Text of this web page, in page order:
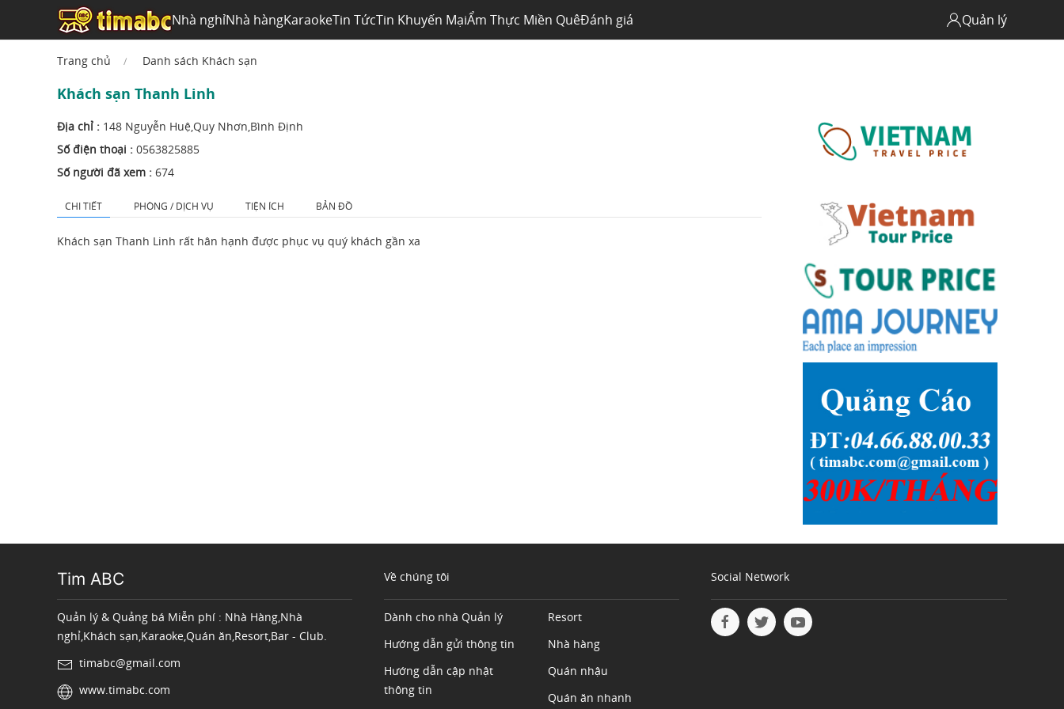
Nhà nghỉNhà hàngKaraokeTin TứcTin Khuyến MạiẨm Thực Miền QuêĐánh giá Quản lý
Trang chủ Danh sách Khách sạn
Khách sạn Thanh Linh
Địa chỉ : 148 Nguyễn Huệ,Quy Nhơn,Bình Định
Số điện thoại : 0563825885
Số người đã xem : 674
CHI TIẾT PHÒNG / DỊCH VỤ TIỆN ÍCH BẢN ĐỒ
Khách sạn Thanh Linh rất hân hạnh được phục vụ quý khách gần xa
Tim ABC
Quản lý & Quảng bá Miễn phí : Nhà Hàng,Nhà
nghỉ,Khách sạn,Karaoke,Quán ăn,Resort,Bar - Club.
timabc@gmail.com
www.timabc.com
Về chúng tôi
Dành cho nhà Quản lý
Hướng dẫn gửi thông tin
Hướng dẫn cập nhật
thông tin
Resort
Nhà hàng
Quán nhậu
Quán ăn nhanh
Social Network